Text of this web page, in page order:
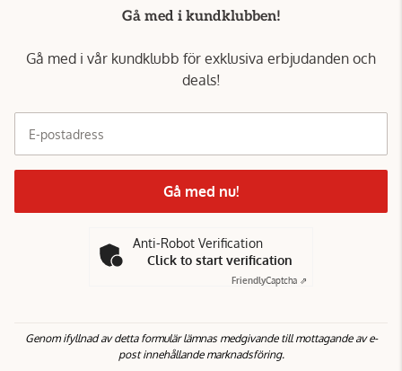
Gå med i kundklubben!
Gå med i vår kundklubb för exklusiva erbjudanden och
deals!
E-postadress
Gå med nu!
Anti-Robot Verification
Click to start verification
FriendlyCaptcha ⇗
Genom ifyllnad av detta formulär lämnas medgivande till mottagande av e-
post innehållande marknadsföring.